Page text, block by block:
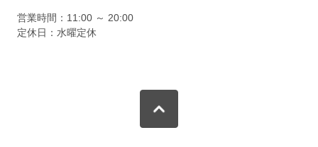
営業時間：11:00 ～ 20:00
定休日：水曜定休